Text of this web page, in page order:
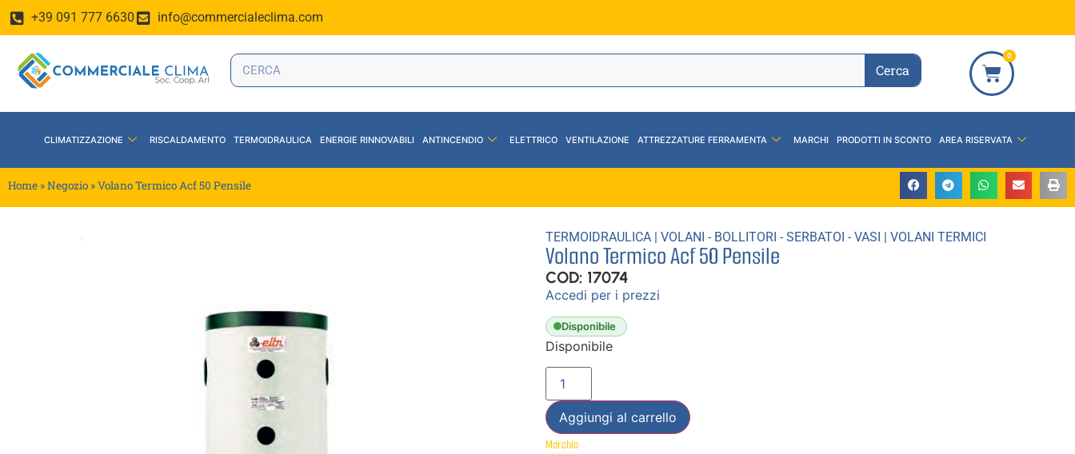
+39 091 777 6630 info@commercialeclima.com
Cerca
0
CLIMATIZZAZIONE RISCALDAMENTO TERMOIDRAULICA ENERGIE RINNOVABILI ANTINCENDIO ELETTRICO VENTILAZIONE ATTREZZATURE FERRAMENTA MARCHI PRODOTTI IN SCONTO AREA RISERVATA
Home »Negozio »Volano Termico Acf 50 Pensile
TERMOIDRAULICA | VOLANI - BOLLITORI - SERBATOI - VASI | VOLANI TERMICI
Volano Termico Acf 50 Pensile
COD: 17074
Accedi per i prezzi
Disponibile
Disponibile
Aggiungi al carrello
Marchio